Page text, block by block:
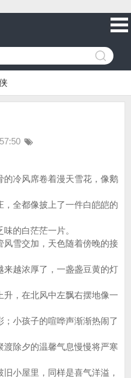
冷风席卷着漫天雪花，像鹅
全都像披上了一件白皑皑的
的白茫茫一片。
雪交加，天色随着傍晚的接
越浓厚了，一盏盏豆黄的灯
，在北风中左飘右摆地像一
小孩子的喧哗声渐渐热闹了
除夕的温馨气息慢慢将严寒
小屋里，同样是喜气洋溢，